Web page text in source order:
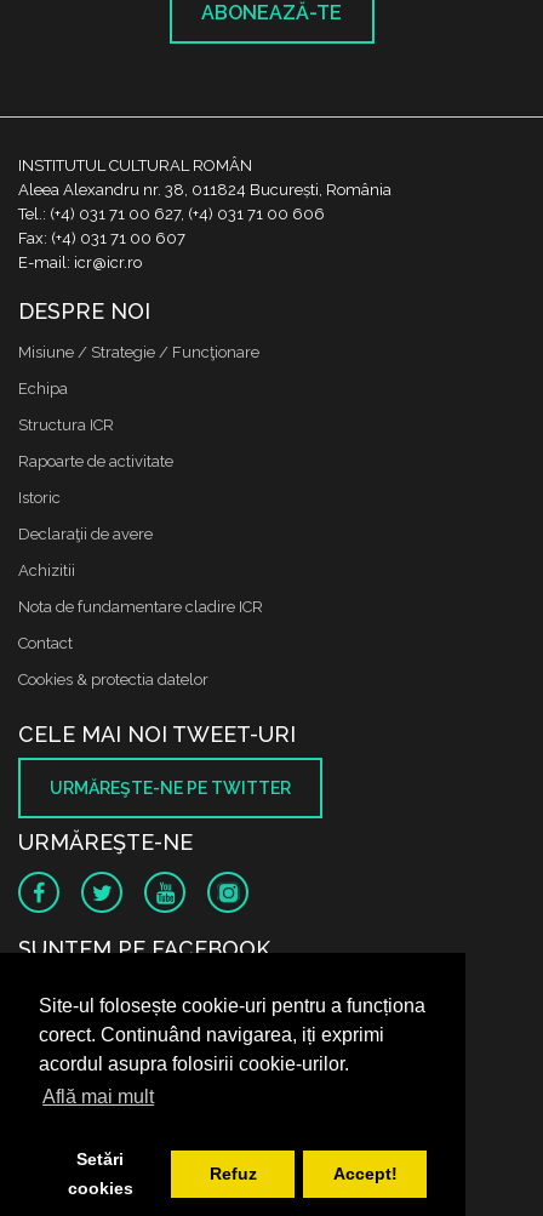
Site-ul folosește cookie-uri pentru a funcționa
corect. Continuând navigarea, iți exprimi
acordul asupra folosirii cookie-urilor.
Află mai mult
Setări
cookies
Refuz Accept!
ABONEAZĂ-TE
INSTITUTUL CULTURAL ROMÂN
Aleea Alexandru nr. 38, 011824 București, România
Tel.: (+4) 031 71 00 627, (+4) 031 71 00 606
Fax: (+4) 031 71 00 607
E-mail: icr@icr.ro
DESPRE NOI
Misiune / Strategie / Funcţionare
Echipa
Structura ICR
Rapoarte de activitate
Istoric
Declaraţii de avere
Achizitii
Nota de fundamentare cladire ICR
Contact
Cookies & protectia datelor
CELE MAI NOI TWEET-URI
URMĂREŞTE-NE PE TWITTER
URMĂREŞTE-NE
SUNTEM PE FACEBOOK